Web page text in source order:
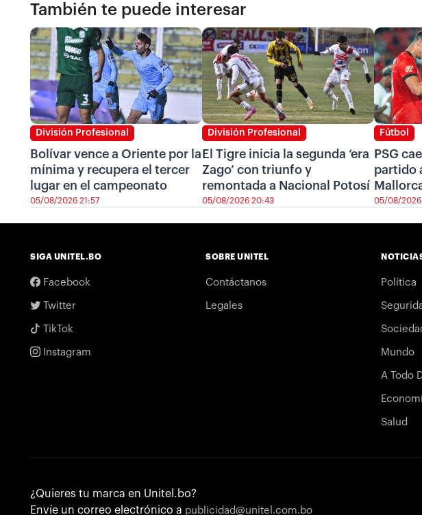
También te puede interesar
División Profesional
Bolívar vence a Oriente por la
mínima y recupera el tercer
lugar en el campeonato
05/08/2026 21:57
División Profesional
El Tigre inicia la segunda ‘era
Zago’ con triunfo y
remontada a Nacional Potosí
05/08/2026 20:43
Fútbol
PSG
partido
05/08/2026
SIGA UNITEL.BO
Facebook
Twitter
TikTok
Instagram
SOBRE UNITEL
Contáctanos
Legales
Política
Mundo
A Todo
Salud
¿Quieres tu marca en Unitel.bo?
Envíe un correo electrónico a publicidad@unitel.com.bo